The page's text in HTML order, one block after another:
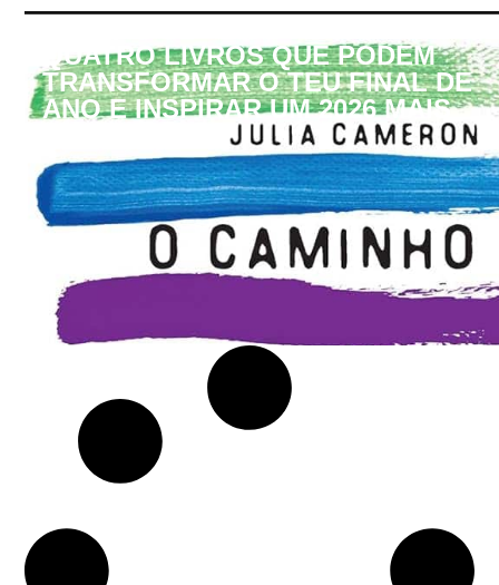
QUATRO LIVROS QUE PODEM
TRANSFORMAR O TEU FINAL DE
ANO E INSPIRAR UM 2026 MAIS